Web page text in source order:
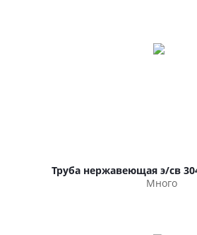
Труба нержавеющая э/св
Много